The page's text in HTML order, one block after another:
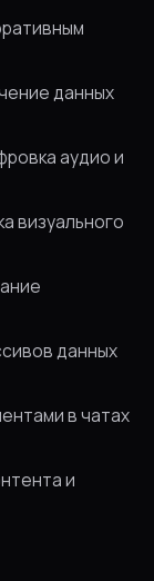
данных
аудио и
визуального
данных
в чатах
и